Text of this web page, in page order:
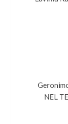
NEL